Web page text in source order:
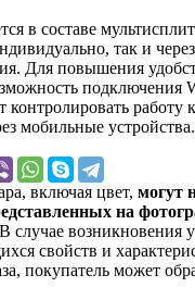
в составе
так и
Для повышения
подключения
контролировать работу
мобильные устройства.
включая цвет, могут
на
случае возникновения
свойств и
покупатель может